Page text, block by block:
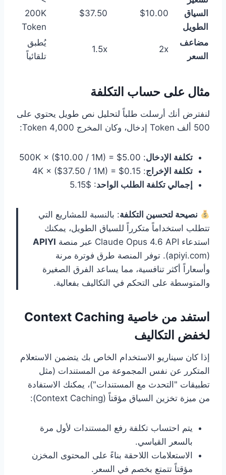
السياق
الطويل
$10.00
$37.50
200K
Token
مضاعف
السعر
2x
1.5x
يُطبق
تلقائياً
مثال على حساب التكلفة
لنفترض أنك أرسلت طلباً لتحليل نص طويل يحتوي على
500 ألف Token إدخال، وكان المخرج 4,000 Token:
تكلفة الإدخال: 500K × ($10.00 / 1M) = $5.00
تكلفة الإخراج: 4K × ($37.50 / 1M) = $0.15
إجمالي تكلفة الطلب الواحد: $5.15
نصيحة لتحسين التكلفة: بالنسبة للمشاريع التي
تتطلب استخداماً متكرراً للسياق الطويل، يمكنك
استدعاء Claude Opus 4.6 API عبر منصة
APIYI
(apiyi.com). توفر المنصة طرق فوترة مرنة
وأسعاراً أكثر تنافسية، مما يساعد الفرق الصغيرة
والمتوسطة على التحكم في التكاليف بفعالية.
استفد من خاصية Context Caching
لخفض التكاليف
إذا كان سيناريو الاستخدام الخاص بك يتضمن الاستعلام
المتكرر عن نفس المجموعة من المستندات (مثل
تطبيقات "التحدث مع المستندات")، يمكنك الاستفادة
من ميزة تخزين السياق مؤقتاً (Context Caching):
يتم احتساب تكلفة رفع المستندات لأول مرة
بالسعر القياسي.
الاستعلامات اللاحقة بناءً على المحتوى المخزن
مؤقتاً تتمتع بخصم في السعر.